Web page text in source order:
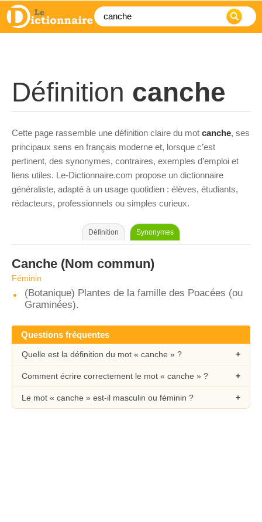
Définition canche
Cette page rassemble une définition claire du mot canche, ses
principaux sens en français moderne et, lorsque c’est
pertinent, des synonymes, contraires, exemples d’emploi et
liens utiles. Le-Dictionnaire.com propose un dictionnaire
généraliste, adapté à un usage quotidien : élèves, étudiants,
rédacteurs, professionnels ou simples curieux.
Définition Synonymes
Canche (Nom commun)
Féminin
(Botanique) Plantes de la famille des Poacées (ou
Graminées).
Questions fréquentes
Quelle est la définition du mot « canche » ?
Comment écrire correctement le mot « canche » ?
Le mot « canche » est-il masculin ou féminin ?